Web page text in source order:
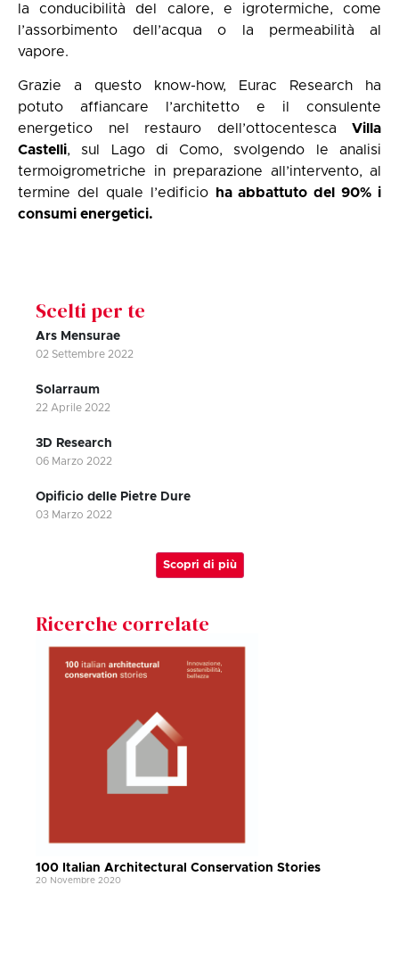
la conducibilità del calore, e igrotermiche, come
l’assorbimento dell’acqua o la permeabilità al
vapore.
Grazie a questo know-how, Eurac Research ha
potuto affiancare l’architetto e il consulente
energetico nel restauro dell’ottocentesca Villa
Castelli, sul Lago di Como, svolgendo le analisi
termoigrometriche in preparazione all’intervento, al
termine del quale l’edificio
ha abbattuto del 90% i
consumi energetici.
Scelti per te
Ars Mensurae
02 Settembre 2022
Solarraum
22 Aprile 2022
3D Research
06 Marzo 2022
Opificio delle Pietre Dure
03 Marzo 2022
Scopri di più
Ricerche correlate
100 Italian Architectural Conservation Stories
20 Novembre 2020